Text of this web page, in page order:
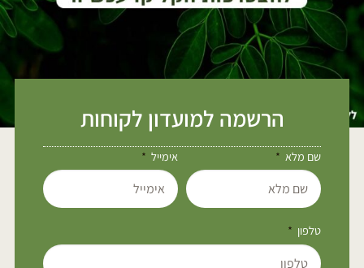
הרשמה למועדון לקוחות
שם מלא אימייל
טלפון